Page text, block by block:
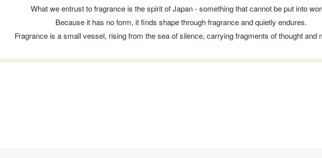
What we entrust to fragrance is the spirit of Japan - something that cannot be put into
Because it has no form, it finds shape through fragrance and quietly endures.
Fragrance is a small vessel, rising from the sea of silence, carrying fragments of thought and